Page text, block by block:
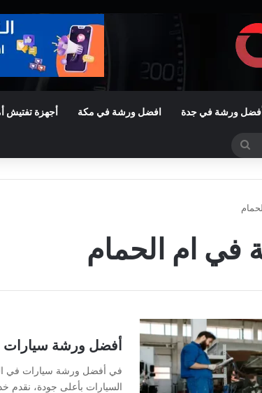
ورشة في جدة افضل ورشة في مكة أجهزة تفتيش
ام الحمام
أفضل ورشة سيارات
في أفضل ورشة سيارات في
السيارات بأعلى جودة، نقدم